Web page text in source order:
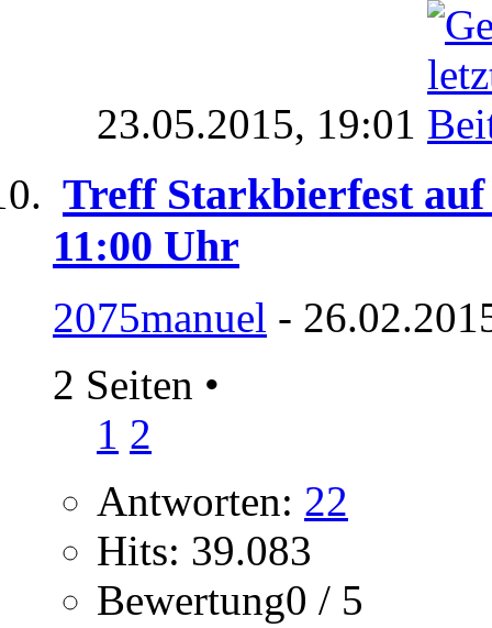
23.05.2015, 19:01
Treff Starkbierfest auf
11:00 Uhr
2075manuel -
2 Seiten •
1 2
Antworten: 22
Hits: 39.083
Bewertung0 / 5